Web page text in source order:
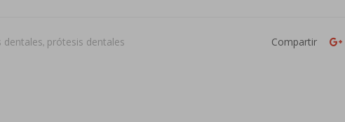
dentales, prótesis dentales Compartir